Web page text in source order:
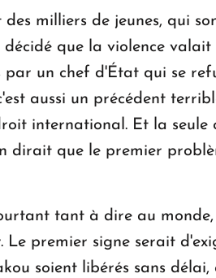
milliers de jeunes, qui
que la violence
par un chef d'État qui se
aussi un précédent
international. Et la seule
dirait que le premier
tant à dire au
premier signe serait
soient libérés sans